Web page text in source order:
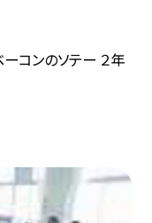
ーコンのソテー ２年